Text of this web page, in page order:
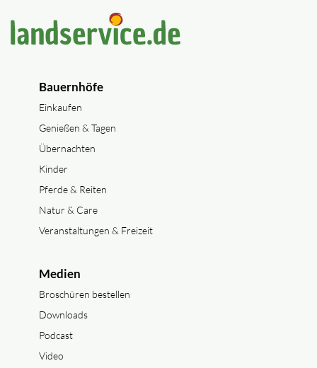
Bauernhöfe
Einkaufen
Genießen & Tagen
Übernachten
Kinder
Pferde & Reiten
Natur & Care
Veranstaltungen & Freizeit
Medien
Broschüren bestellen
Downloads
Podcast
Video